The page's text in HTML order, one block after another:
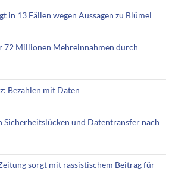
in 13 Fällen wegen Aussagen zu Blümel
72 Millionen Mehreinnahmen durch
Bezahlen mit Daten
Sicherheitslücken und Datentransfer nach
sorgt mit rassistischem Beitrag für